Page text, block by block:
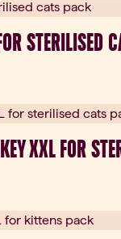
STERILISED
XXL FOR